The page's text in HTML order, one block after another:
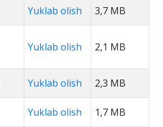
Yuklab olish 3,7 MB
Yuklab olish 2,1 MB
Yuklab olish 2,3 MB
Yuklab olish 1,7 MB